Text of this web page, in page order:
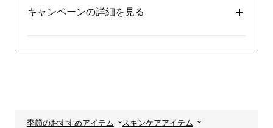
キャンペーンの詳細を見る
季節のおすすめアイテム
スキンケアアイテム